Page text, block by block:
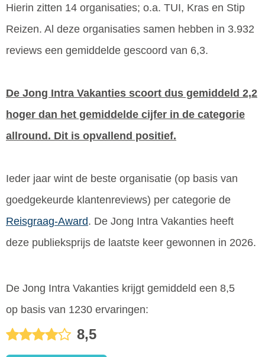
Hierin zitten 14 organisaties; o.a. TUI, Kras en Stip
Reizen. Al deze organisaties samen hebben in 3.932
reviews een gemiddelde gescoord van 6,3.
De Jong Intra Vakanties scoort dus gemiddeld 2,2
hoger dan het gemiddelde cijfer in de categorie
allround. Dit is opvallend positief.
Ieder jaar wint de beste organisatie (op basis van
goedgekeurde klantenreviews) per categorie de
Reisgraag-Award. De Jong Intra Vakanties heeft
deze publieksprijs de laatste keer gewonnen in 2026.
De Jong Intra Vakanties krijgt gemiddeld een 8,5
op basis van 1230 ervaringen:
8,5